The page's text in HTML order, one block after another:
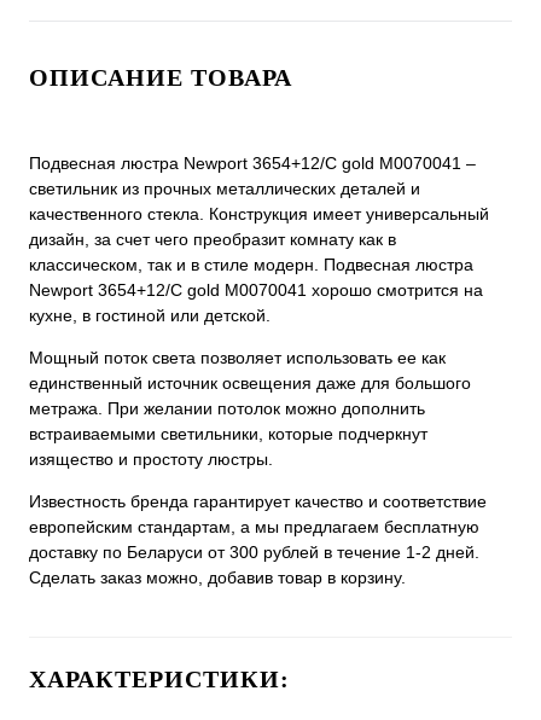
ОПИСАНИЕ ТОВАРА
Подвесная люстра Newport 3654+12/C gold М0070041 –
светильник из прочных металлических деталей и
качественного стекла. Конструкция имеет универсальный
дизайн, за счет чего преобразит комнату как в
классическом, так и в стиле модерн. Подвесная люстра
Newport 3654+12/C gold М0070041 хорошо смотрится на
кухне, в гостиной или детской.
Мощный поток света позволяет использовать ее как
единственный источник освещения даже для большого
метража. При желании потолок можно дополнить
встраиваемыми светильники, которые подчеркнут
изящество и простоту люстры.
Известность бренда гарантирует качество и соответствие
европейским стандартам, а мы предлагаем бесплатную
доставку по Беларуси от 300 рублей в течение 1-2 дней.
Сделать заказ можно, добавив товар в корзину.
ХАРАКТЕРИСТИКИ: